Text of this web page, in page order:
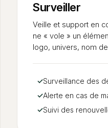
Surveiller
Veille et support en
ne « vole » un
logo, univers, nom
✓Surveillance des
✓Alerte en cas de
✓Suivi des